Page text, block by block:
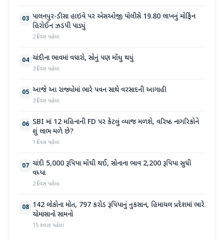
03 પાલનપુર-ડીસા હાઇવે પર એસઓજી પોલીસે 19.80 લાખનું મોર્ફિન
હિરોઈન ઝડપી પાડ્યું
2 દિવસ પહેલા
04 ચાંદીના ભાવમાં વધારો, સોનું પણ મોંઘુ થયું
3 દિવસ પહેલા
05 આજે આ રાજ્યોમાં ભારે પવન સાથે વરસાદની આગાહી
3 દિવસ પહેલા
06 SBI માં 12 મહિનાની FD પર કેટલું વ્યાજ મળશે, વરિષ્ઠ નાગરિકોને
શું લાભ મળે છે?
1 દિવસ પહેલા
07 ચાંદી 5,000 રૂપિયા મોંઘી થઈ, સોનાના ભાવ 2,200 રૂપિયા સુધી
વધ્યા
2 દિવસ પહેલા
08 142 લોકોના મોત, 797 કરોડ રૂપિયાનું નુકસાન, હિમાચલ પ્રદેશમાં ભારે
ચોમાસાનો સામનો
15 કલાક પહેલા